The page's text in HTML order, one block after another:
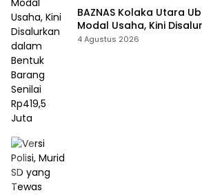
BAZNAS Kolaka Utara
Modal Usaha, Kini
Barang Senilai Rp419,5
4 Agustus 2026